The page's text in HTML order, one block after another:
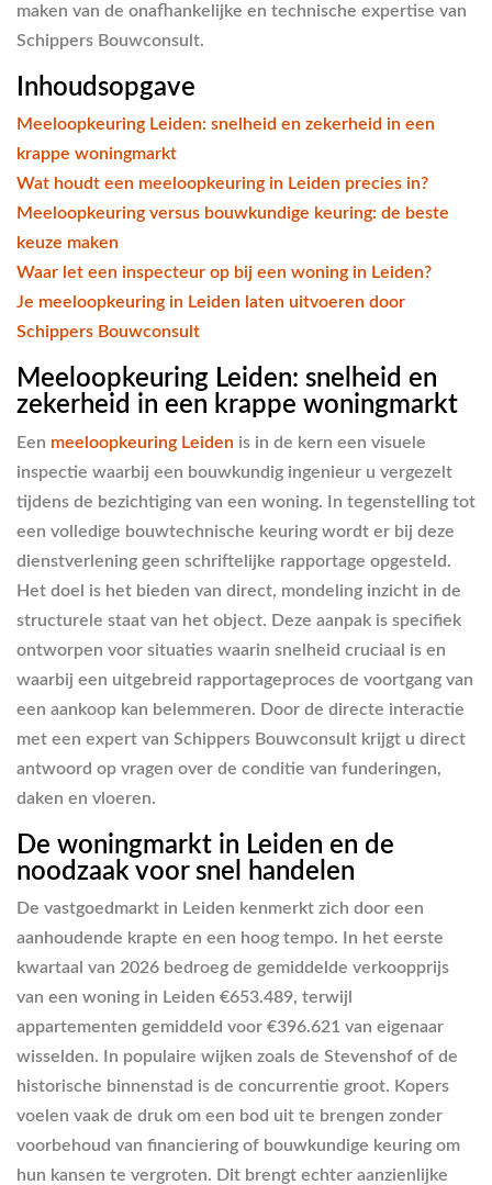
maken van de onafhankelijke en technische expertise van
Schippers Bouwconsult.
Inhoudsopgave
Meeloopkeuring Leiden: snelheid en zekerheid in een
krappe woningmarkt
Wat houdt een meeloopkeuring in Leiden precies in?
Meeloopkeuring versus bouwkundige keuring: de beste
keuze maken
Waar let een inspecteur op bij een woning in Leiden?
Je meeloopkeuring in Leiden laten uitvoeren door
Schippers Bouwconsult
Meeloopkeuring Leiden: snelheid en
zekerheid in een krappe woningmarkt
Een meeloopkeuring Leiden is in de kern een visuele
inspectie waarbij een bouwkundig ingenieur u vergezelt
tijdens de bezichtiging van een woning. In tegenstelling tot
een volledige bouwtechnische keuring wordt er bij deze
dienstverlening geen schriftelijke rapportage opgesteld.
Het doel is het bieden van direct, mondeling inzicht in de
structurele staat van het object. Deze aanpak is specifiek
ontworpen voor situaties waarin snelheid cruciaal is en
waarbij een uitgebreid rapportageproces de voortgang van
een aankoop kan belemmeren. Door de directe interactie
met een expert van Schippers Bouwconsult krijgt u direct
antwoord op vragen over de conditie van funderingen,
daken en vloeren.
De woningmarkt in Leiden en de
noodzaak voor snel handelen
De vastgoedmarkt in Leiden kenmerkt zich door een
aanhoudende krapte en een hoog tempo. In het eerste
kwartaal van 2026 bedroeg de gemiddelde verkoopprijs
van een woning in Leiden €653.489, terwijl
appartementen gemiddeld voor €396.621 van eigenaar
wisselden. In populaire wijken zoals de Stevenshof of de
historische binnenstad is de concurrentie groot. Kopers
voelen vaak de druk om een bod uit te brengen zonder
voorbehoud van financiering of bouwkundige keuring om
hun kansen te vergroten. Dit brengt echter aanzienlijke